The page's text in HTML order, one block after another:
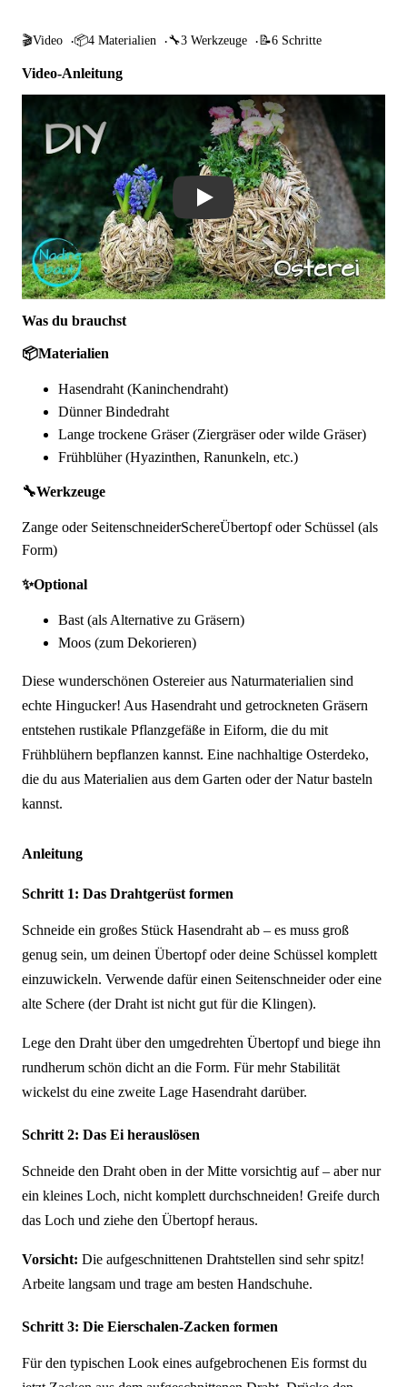
🎬Video 📦4 Materialien 🔧3 Werkzeuge 📝6 Schritte
Video-Anleitung
Osterdeko selber machen aus Naturmaterialien abspielen
Was du brauchst
📦Materialien
Hasendraht (Kaninchendraht)
Dünner Bindedraht
Lange trockene Gräser (Ziergräser oder wilde Gräser)
Frühblüher (Hyazinthen, Ranunkeln, etc.)
🔧Werkzeuge
Zange oder SeitenschneiderSchereÜbertopf oder Schüssel (als
Form)
✨Optional
Bast (als Alternative zu Gräsern)
Moos (zum Dekorieren)
Diese wunderschönen Ostereier aus Naturmaterialien sind
echte Hingucker! Aus Hasendraht und getrockneten Gräsern
entstehen rustikale Pflanzgefäße in Eiform, die du mit
Frühblühern bepflanzen kannst. Eine nachhaltige Osterdeko,
die du aus Materialien aus dem Garten oder der Natur basteln
kannst.
Anleitung
Schritt 1: Das Drahtgerüst formen
Schneide ein großes Stück Hasendraht ab – es muss groß
genug sein, um deinen Übertopf oder deine Schüssel komplett
einzuwickeln. Verwende dafür einen Seitenschneider oder eine
alte Schere (der Draht ist nicht gut für die Klingen).
Lege den Draht über den umgedrehten Übertopf und biege ihn
rundherum schön dicht an die Form. Für mehr Stabilität
wickelst du eine zweite Lage Hasendraht darüber.
Schritt 2: Das Ei herauslösen
Schneide den Draht oben in der Mitte vorsichtig auf – aber nur
ein kleines Loch, nicht komplett durchschneiden! Greife durch
das Loch und ziehe den Übertopf heraus.
Vorsicht: Die aufgeschnittenen Drahtstellen sind sehr spitz!
Arbeite langsam und trage am besten Handschuhe.
Schritt 3: Die Eierschalen-Zacken formen
Für den typischen Look eines aufgebrochenen Eis formst du